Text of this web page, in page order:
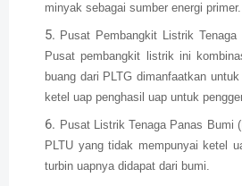
minyak sebagai sumber energi primer.
Pusat Pembangkit Listrik
Pusat pembangkit listrik ini
buang dari PLTG dimanfaatkan
ketel uap penghasil uap untuk
Pusat Listrik Tenaga Panas Bumi
PLTU yang tidak mempunyai ketel
turbin uapnya didapat dari bumi.